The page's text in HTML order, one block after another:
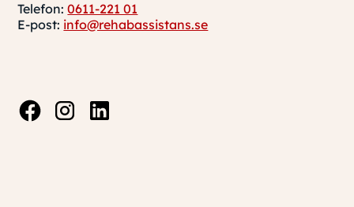
Telefon:0611-221 01
E-post: info@rehabassistans.se